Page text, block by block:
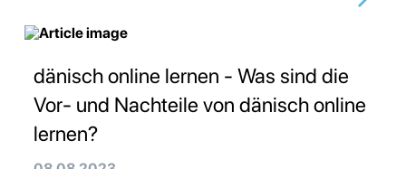
dänisch online lernen - Was sind die
Vor- und Nachteile von dänisch online
lernen?